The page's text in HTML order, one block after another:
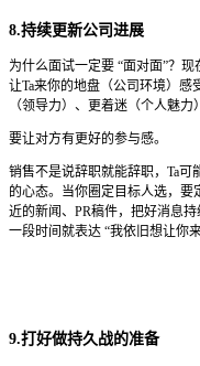
8.持续更新公司进展
为什么面试一定要 “面对面”？
让Ta来你的地盘（公司环境）感
（领导力）、更着迷（个人魅力
要让对方有更好的参与感。
销售不是说辞职就能辞职，Ta可
的心态。当你圈定目标人选，要
近的新闻、PR稿件，把好消息
一段时间就表达 “我依旧想让你
9.打好做持久战的准备